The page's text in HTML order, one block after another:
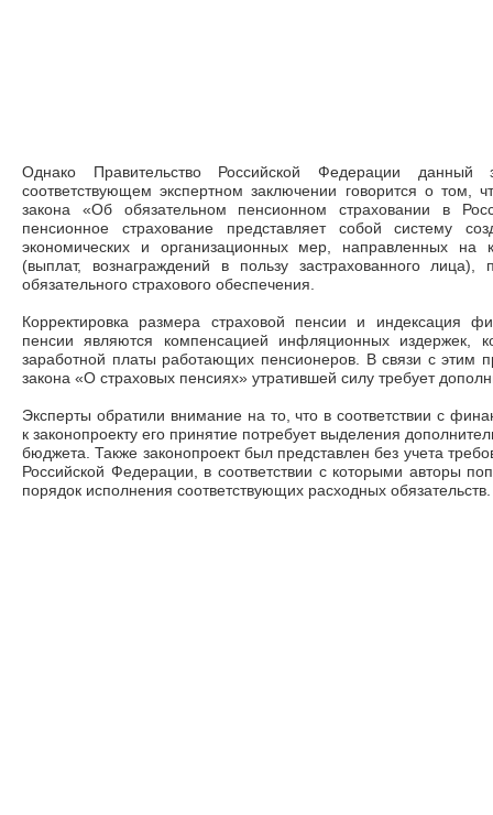
Однако Правительство Российской Федерации данный
соответствующем экспертном заключении говорится о том,
закона «Об обязательном пенсионном страховании в
пенсионное страхование представляет собой систему
экономических и организационных мер, направленных на
(выплат, вознаграждений в пользу застрахованного
обязательного страхового обеспечения.
Корректировка размера страховой пенсии и индексация
пенсии являются компенсацией инфляционных издержек,
заработной платы работающих пенсионеров. В связи с этим
закона «О страховых пенсиях» утратившей силу требует
Эксперты обратили внимание на то, что в соответствии с
к законопроекту его принятие потребует выделения
бюджета. Также законопроект был представлен без учета
Российской Федерации, в соответствии с которыми авторы
порядок исполнения соответствующих расходных обязательств.